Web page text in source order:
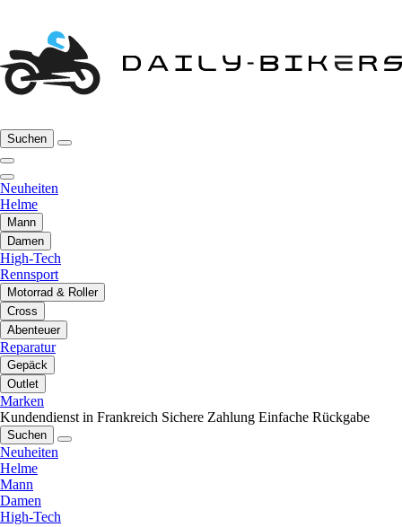
Suchen
Neuheiten
Helme
Mann
Damen
High-Tech
Rennsport
Motorrad & Roller
Cross
Abenteuer
Reparatur
Gepäck
Outlet
Marken
Kundendienst in Frankreich Sichere Zahlung Einfache Rückgabe
Suchen
Neuheiten
Helme
Mann
Damen
High-Tech